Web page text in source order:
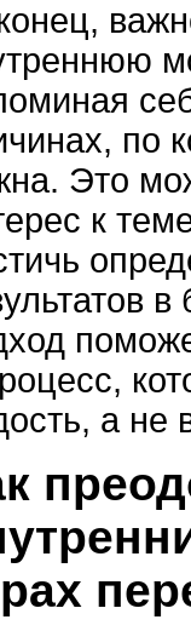
по
Это
к
а не